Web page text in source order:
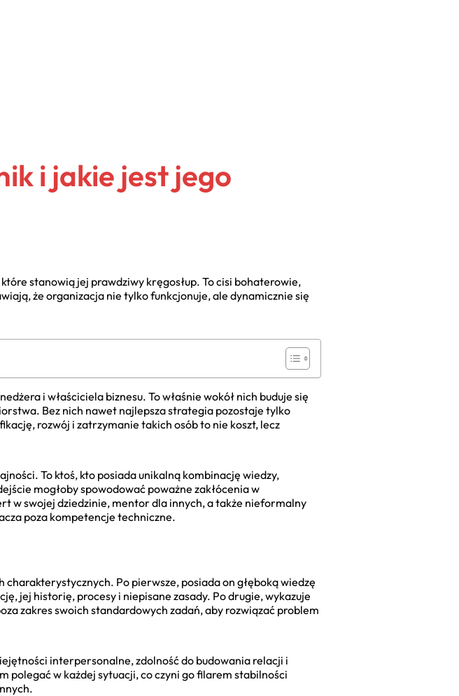
i jakie jest jego
stanowią jej prawdziwy kręgosłup. To cisi bohaterowie,
że organizacja nie tylko funkcjonuje, ale dynamicznie się
i właściciela biznesu. To właśnie wokół nich buduje się
Bez nich nawet najlepsza strategia pozostaje tylko
rozwój i zatrzymanie takich osób to nie koszt, lecz
To ktoś, kto posiada unikalną kombinację wiedzy,
mogłoby spowodować poważne zakłócenia w
w swojej dziedzinie, mentor dla innych, a także nieformalny
poza kompetencje techniczne.
Po pierwsze, posiada on głęboką wiedzę
jej historię, procesy i niepisane zasady. Po drugie, wykazuje
zakres swoich standardowych zadań, aby rozwiązać problem
interpersonalne, zdolność do budowania relacji i
polegać w każdej sytuacji, co czyni go filarem stabilności